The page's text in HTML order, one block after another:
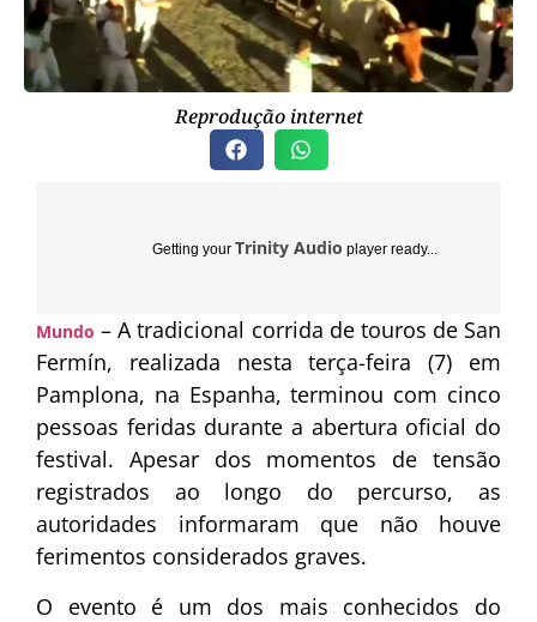
Reprodução internet
Getting your Trinity Audio player ready...
Mundo – A tradicional corrida de touros de San
Fermín, realizada nesta terça-feira (7) em
Pamplona, na Espanha, terminou com cinco
pessoas feridas durante a abertura oficial do
festival. Apesar dos momentos de tensão
registrados ao longo do percurso, as
autoridades informaram que não houve
ferimentos considerados graves.
O evento é um dos mais conhecidos do